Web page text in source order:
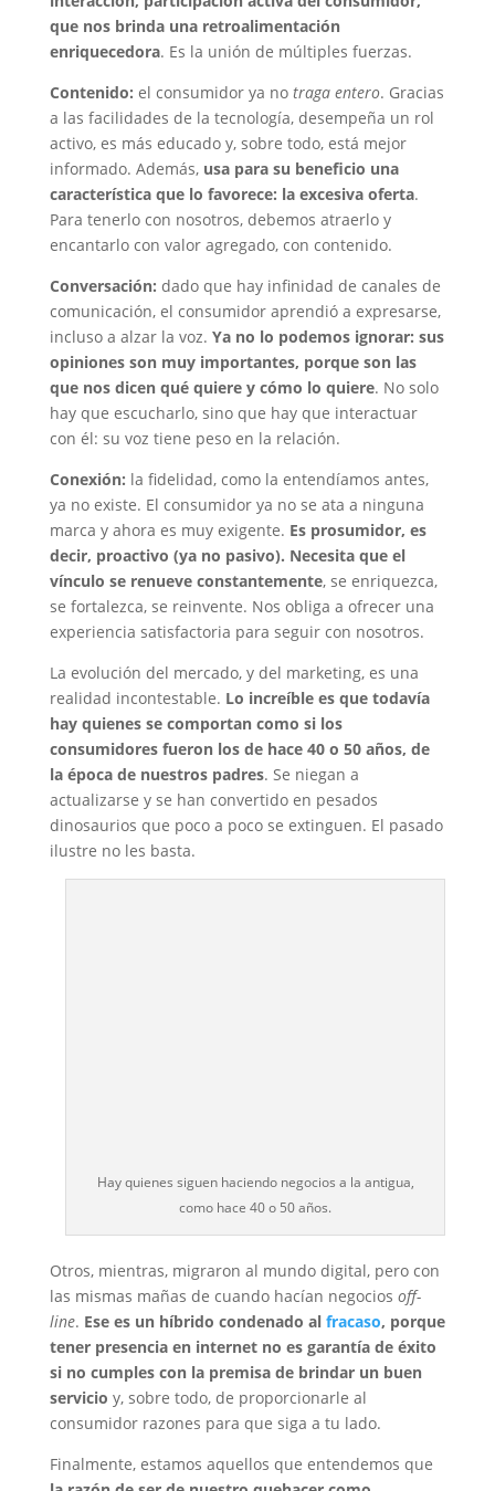
que nos brinda una retroalimentación
enriquecedora. Es la unión de múltiples fuerzas.
Contenido: el consumidor ya no traga entero. Gracias
a las facilidades de la tecnología, desempeña un rol
activo, es más educado y, sobre todo, está mejor
informado. Además, usa para su beneficio una
característica que lo favorece: la excesiva oferta.
Para tenerlo con nosotros, debemos atraerlo y
encantarlo con valor agregado, con contenido.
Conversación: dado que hay infinidad de canales de
comunicación, el consumidor aprendió a expresarse,
incluso a alzar la voz. Ya no lo podemos ignorar: sus
opiniones son muy importantes, porque son las
que nos dicen qué quiere y cómo lo quiere. No solo
hay que escucharlo, sino que hay que interactuar
con él: su voz tiene peso en la relación.
Conexión: la fidelidad, como la entendíamos antes,
ya no existe. El consumidor ya no se ata a ninguna
marca y ahora es muy exigente. Es prosumidor, es
decir, proactivo (ya no pasivo). Necesita que el
vínculo se renueve constantemente, se enriquezca,
se fortalezca, se reinvente. Nos obliga a ofrecer una
experiencia satisfactoria para seguir con nosotros.
La evolución del mercado, y del marketing, es una
realidad incontestable. Lo increíble es que todavía
hay quienes se comportan como si los
consumidores fueron los de hace 40 o 50 años, de
la época de nuestros padres. Se niegan a
actualizarse y se han convertido en pesados
dinosaurios que poco a poco se extinguen. El pasado
ilustre no les basta.
Hay quienes siguen haciendo negocios a la antigua,
como hace 40 o 50 años.
Otros, mientras, migraron al mundo digital, pero con
las mismas mañas de cuando hacían negocios off-
line. Ese es un híbrido condenado al fracaso, porque
tener presencia en internet no es garantía de éxito
si no cumples con la premisa de brindar un buen
servicio y, sobre todo, de proporcionarle al
consumidor razones para que siga a tu lado.
Finalmente, estamos aquellos que entendemos que